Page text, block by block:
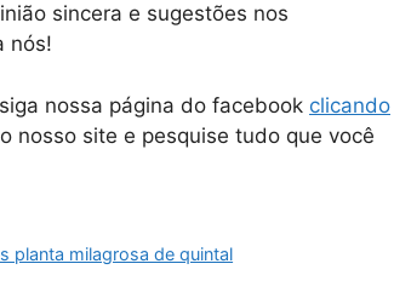
sincera e sugestões nos
nós!
nossa página do facebook clicando
nosso site e pesquise tudo que você
planta milagrosa de quintal